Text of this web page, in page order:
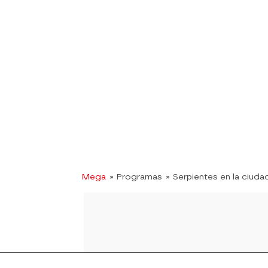
Mega » Programas » Serpientes en la